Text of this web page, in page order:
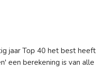
jaar Top 40 het best heeft
een berekening is van alle